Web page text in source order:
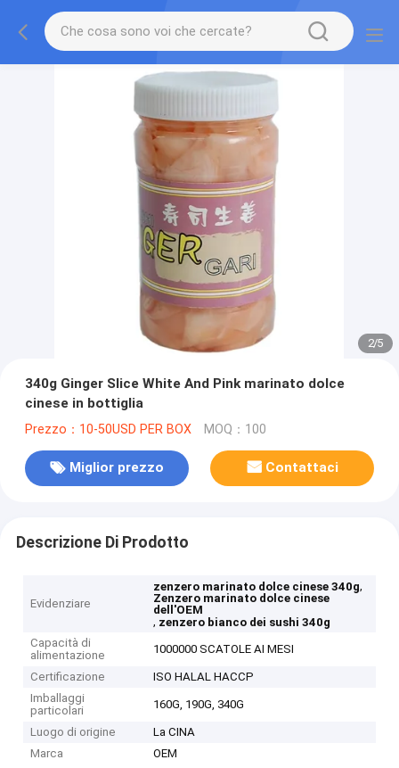
2/5
340g Ginger Slice White And Pink marinato dolce
cinese in bottiglia
Prezzo：10-50USD PER BOX MOQ：100
Miglior prezzo Contattaci
Descrizione Di Prodotto
Evidenziare
zenzero marinato dolce cinese 340g,
Zenzero marinato dolce cinese
dell'OEM
, zenzero bianco dei sushi 340g
Capacità di
alimentazione
1000000 SCATOLE AI MESI
Certificazione
ISO HALAL HACCP
Imballaggi
particolari
160G, 190G, 340G
Luogo di origine
La CINA
Marca
OEM